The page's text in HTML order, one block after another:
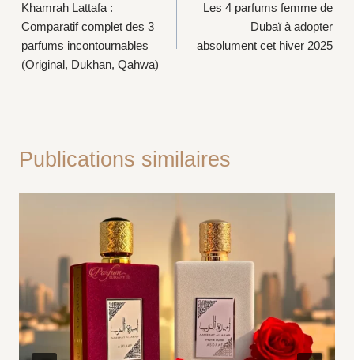
de
l’article
Khamrah Lattafa :
Comparatif complet des 3
parfums incontournables
(Original, Dukhan, Qahwa)
Les 4 parfums femme de
Dubaï à adopter
absolument cet hiver 2025
Publications similaires